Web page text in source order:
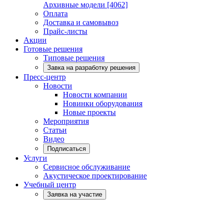
Архивные модели [4062]
Оплата
Доставка и самовывоз
Прайс-листы
Акции
Готовые решения
Типовые решения
Завка на разработку решения
Пресс-центр
Новости
Новости компании
Новинки оборудования
Новые проекты
Мероприятия
Статьи
Видео
Подписаться
Услуги
Сервисное обслуживание
Акустическое проектирование
Учебный центр
Заявка на участие